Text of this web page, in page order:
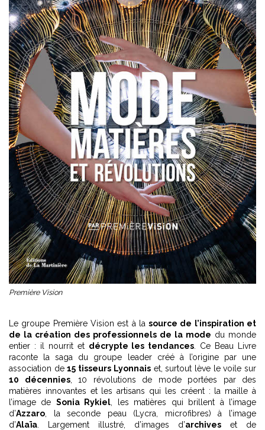
Première Vision
Le groupe Première Vision est à lasource de l’inspiration et
de la création des professionnels de la mode du monde
entier : il nourrit et décrypte les tendances . Ce Beau Livre
raconte la saga du groupe leader créé à l’origine par une
association de15 tisseurs Lyonnaiset, surtout lève le voile sur
10 décennies, 10 révolutions de mode portées par des
matières innovantes et les artisans qui les créent : la maille à
l’image de Sonia Rykiel , les matières qui brillent à l’image
d’Azzaro , la seconde peau (Lycra, microfibres) à l’image
d’Alaïa . Largement illustré, d’images d’archives et de